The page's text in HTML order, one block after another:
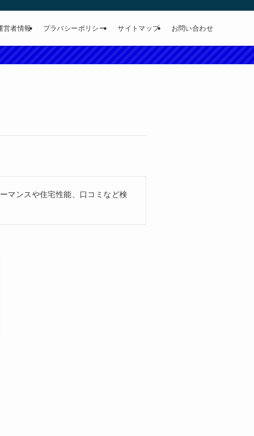
営者情報 プラバシーポリシー サイトマップ お問い合わせ
マンスや住宅性能、口コミなど検